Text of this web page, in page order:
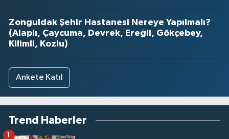
Zonguldak Şehir Hastanesi Nereye Yapılmalı?
(Alaplı, Çaycuma, Devrek, Ereğli, Gökçebey,
Kilimli, Kozlu)
Ankete Katıl
Trend Haberler
1